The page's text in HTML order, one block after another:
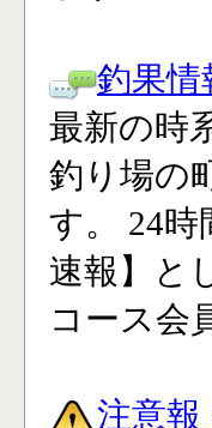
釣果情
最新の時
釣り場の
す。 24
速報】と
コース会
注意報